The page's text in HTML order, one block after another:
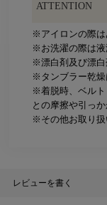
ATTENTION
※アイロンの際は
※お洗濯の際は液
※漂白剤及び漂白
※タンブラー乾燥
※着脱時、ベルト
との摩擦や引っ
※その他お取り扱
レビューを書く